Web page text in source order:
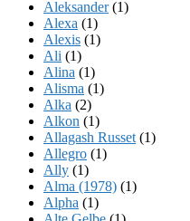
Aleksander(1)
Alexa (1)
Alexis (1)
Ali (1)
Alina (1)
Alisma (1)
Alka (2)
Alkon (1)
Allagash Russet (1)
Allegro (1)
Ally (1)
Alma (1978) (1)
Alpha (1)